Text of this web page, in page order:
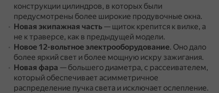
конструкции цилиндров, в которых были
предусмотрены более широкие продувочные окна.
Новая экипажная часть — щиток крепится к вилке, а
не к траверсе, как в предыдущей модели.
Новое 12-вольтное электрооборудование. Оно дало
более яркий свет и более мощную искру зажигания.
Новая фара — большего диаметра, с рассеивателем,
который обеспечивает асимметричное
распределение пучка света и исключает ослепление.